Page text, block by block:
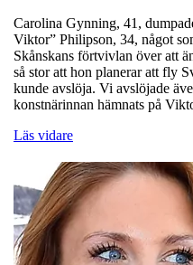
Carolina Gynning, 41,
Viktor” Philipson, 34, något
Skånskans förtvivlan över att
så stor att hon planerar att fly
kunde avslöja. Vi avslöjade
konstnärinnan hämnats på
Läs vidare